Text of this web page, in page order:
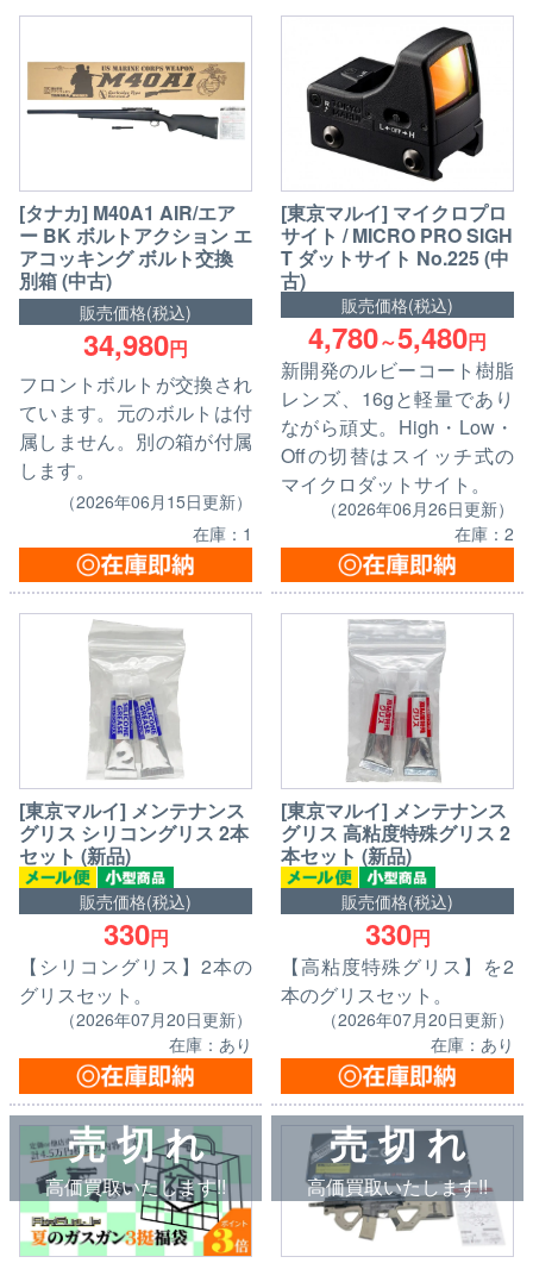
[タナカ] M40A1 AIR/エア
ー BK ボルトアクション エ
アコッキング ボルト交換
別箱 (中古)
販売価格(税込)
34,980円
フロントボルトが交換され
ています。元のボルトは付
属しません。別の箱が付属
します。
（2026年06月15日更新）
在庫：1
[東京マルイ] マイクロプロ
サイト / MICRO PRO SIGH
T ダットサイト No.225 (中
古)
販売価格(税込)
4,780～5,480円
新開発のルビーコート樹脂
レンズ、16gと軽量であり
ながら頑丈。High・Low・
Offの切替はスイッチ式の
マイクロダットサイト。
（2026年06月26日更新）
在庫：2
[東京マルイ] メンテナンス
グリス シリコングリス 2本
セット (新品)
販売価格(税込)
330円
【シリコングリス】2本の
グリスセット。
（2026年07月20日更新）
在庫：あり
[東京マルイ] メンテナンス
グリス 高粘度特殊グリス 2
本セット (新品)
販売価格(税込)
330円
【高粘度特殊グリス】を2
本のグリスセット。
（2026年07月20日更新）
在庫：あり
売 切 れ
高価買取いたします!!
売 切 れ
高価買取いたします!!